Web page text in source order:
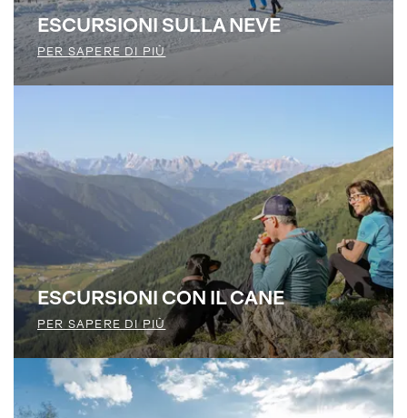
ESCURSIONI SULLA NEVE
PER SAPERE DI PIÙ
ESCURSIONI CON IL CANE
PER SAPERE DI PIÙ